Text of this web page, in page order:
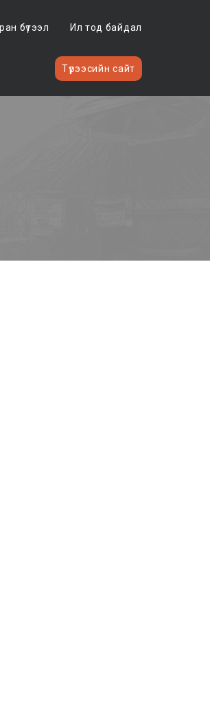
бүтээл Ил тод байдал
Түрээсийн сайт